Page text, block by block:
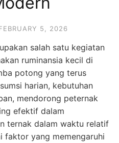
5, 2026
salah satu kegiatan
ruminansia kecil di
potong yang terus
harian, kebutuhan
mendorong peternak
efektif dalam
ternak dalam waktu relatif
faktor yang memengaruhi